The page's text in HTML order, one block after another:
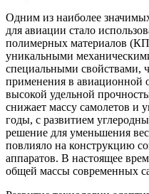
Одним из наиболее
для авиации стало
полимерных материалов
уникальными
специальными свойствами,
применения в авиационной
высокой удельной
снижает массу самолетов и
годы, с развитием
решение для уменьшения
повлияло на конструкцию
аппаратов. В настоящее
общей массы современных